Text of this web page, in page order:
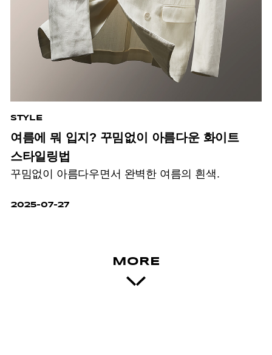
STYLE
여름에 뭐 입지? 꾸밈없이 아름다운 화이트
스타일링법
꾸밈없이 아름다우면서 완벽한 여름의 흰색.
2025-07-27
MORE